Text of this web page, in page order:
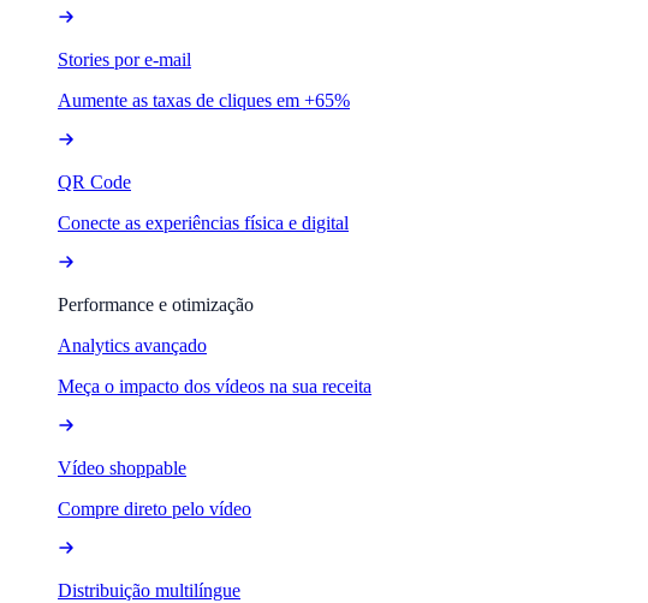
Stories por e-mail
Aumente as taxas de cliques em +65%
QR Code
Conecte as experiências física e digital
Performance e otimização
Analytics avançado
Meça o impacto dos vídeos na sua receita
Vídeo shoppable
Compre direto pelo vídeo
Distribuição multilíngue